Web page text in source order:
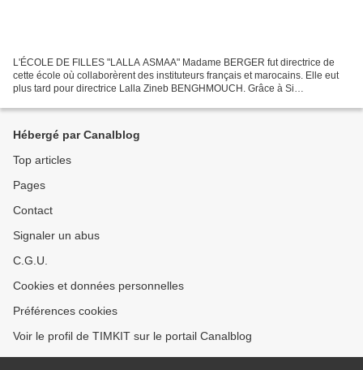
L'ÉCOLE DE FILLES "LALLA ASMAA" Madame BERGER fut directrice de
cette école où collaborèrent des instituteurs français et marocains. Elle eut
plus tard pour directrice Lalla Zineb BENGHMOUCH. Grâce à Si
Hébergé par Canalblog
Top articles
Pages
Contact
Signaler un abus
C.G.U.
Cookies et données personnelles
Préférences cookies
Voir le profil de TIMKIT sur le portail Canalblog